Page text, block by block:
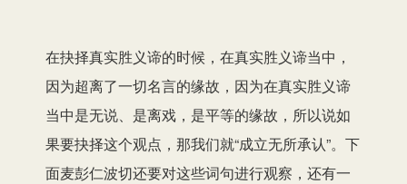
在抉择真实胜义谛的时候，在真实胜义谛当中 ，
因为超离了一切名言的缘故，因为在真实胜义谛
当中是无说、 是离戏，是平等的缘故，所以说如
果要抉择这个观点，那我们就“成立无所承认”。下
面麦彭仁波切还要对这些词句进行观察 ， 还有一